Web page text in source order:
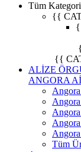
Tüm
{{
{{
ALİZE
ANGORA
Tüm